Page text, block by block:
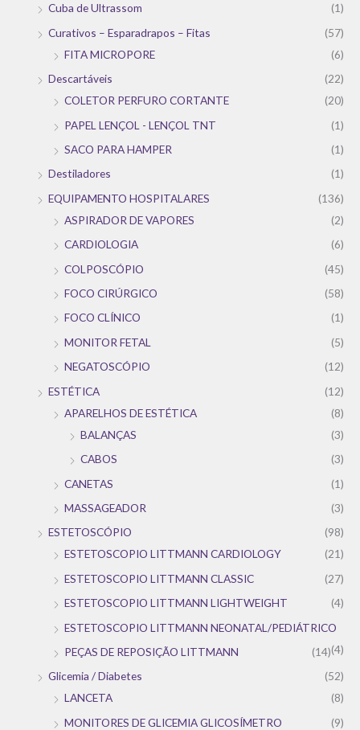
Cuba de Ultrassom
(1)
Curativos – Esparadrapos – Fitas
(57)
FITA MICROPORE
(6)
Descartáveis
(22)
COLETOR PERFURO CORTANTE
(20)
PAPEL LENÇOL - LENÇOL TNT
(1)
SACO PARA HAMPER
(1)
Destiladores
(1)
EQUIPAMENTO HOSPITALARES
(136)
ASPIRADOR DE VAPORES
(2)
CARDIOLOGIA
(6)
COLPOSCÓPIO
(45)
FOCO CIRÚRGICO
(58)
FOCO CLÍNICO
(1)
MONITOR FETAL
(5)
NEGATOSCÓPIO
(12)
ESTÉTICA
(12)
APARELHOS DE ESTÉTICA
(8)
BALANÇAS
(3)
CABOS
(3)
CANETAS
(1)
MASSAGEADOR
(3)
ESTETOSCÓPIO
(98)
ESTETOSCOPIO LITTMANN CARDIOLOGY
(21)
ESTETOSCOPIO LITTMANN CLASSIC
(27)
ESTETOSCOPIO LITTMANN LIGHTWEIGHT
(4)
ESTETOSCOPIO LITTMANN NEONATAL/PEDIÁTRICO
(4)
PEÇAS DE REPOSIÇÃO LITTMANN
(14)
Glicemia / Diabetes
(52)
LANCETA
(8)
MONITORES DE GLICEMIA GLICOSÍMETRO
(9)